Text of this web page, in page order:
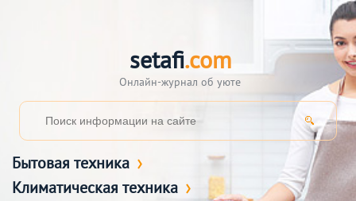
setafi.com
Онлайн-журнал об уюте
Бытовая техника
Климатическая техника